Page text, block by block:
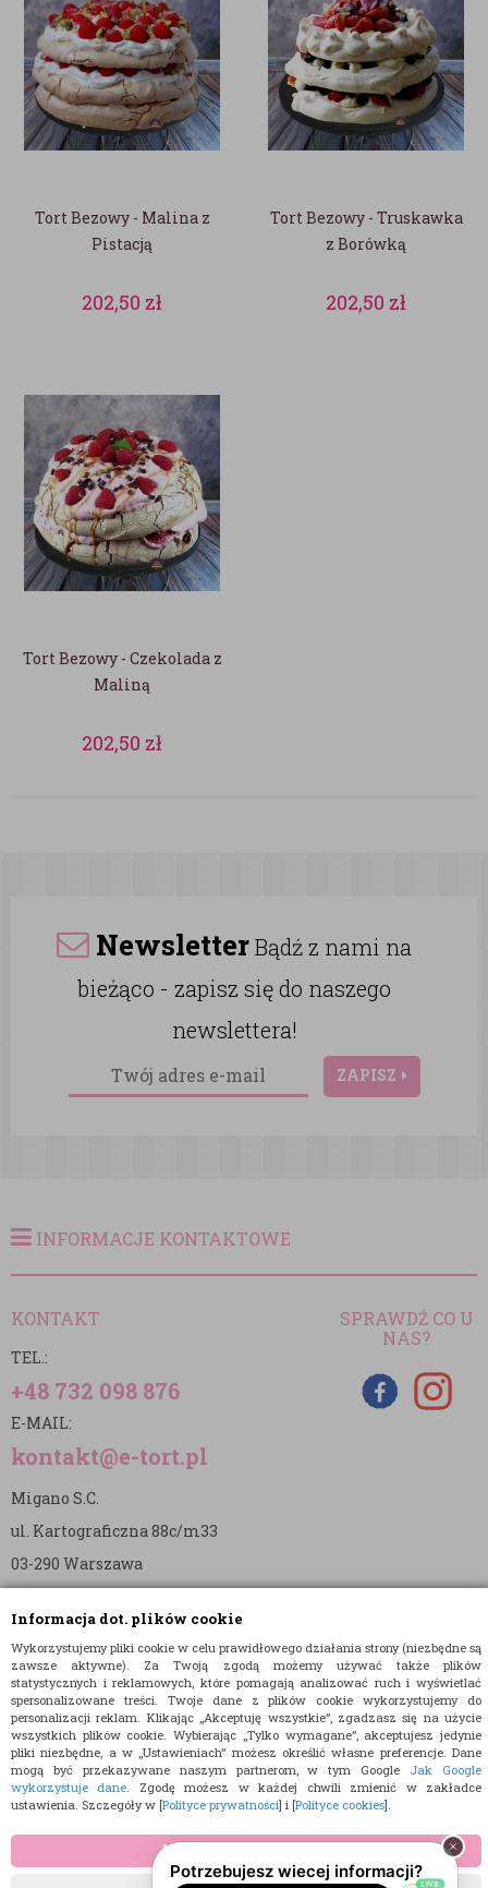
Informacja dot. plików cookie
Wykorzystujemy pliki cookie w celu prawidłowego działania strony (niezbędne są
zawsze aktywne). Za Twoją zgodą możemy używać także plików
statystycznych i reklamowych, które pomagają analizować ruch i wyświetlać
spersonalizowane treści. Twoje dane z plików cookie wykorzystujemy do
personalizacji reklam. Klikając „Akceptuję wszystkie”, zgadzasz się na użycie
wszystkich plików cookie. Wybierając „Tylko wymagane”, akceptujesz jedynie
pliki niezbędne, a w „Ustawieniach” możesz określić własne preferencje. Dane
mogą być przekazywane naszym partnerom, w tym Google Jak Google
wykorzystuje dane. Zgodę możesz w każdej chwili zmienić w zakładce
ustawienia. Szczegóły w [Polityce prywatności] i [Polityce cookies].
AKCEPTUJĘ WSZYSTKIE
Tort Bezowy - Malina z
Pistacją
202,50 zł
Tort Bezowy - Truskawka
z Borówką
202,50 zł
Tort Bezowy - Czekolada z
Maliną
202,50 zł
NewsletterBądź z nami na
bieżąco - zapisz się do naszego
newslettera!
ZAPISZ
INFORMACJE KONTAKTOWE
KONTAKT
TEL.:
+48 732 098 876
E-MAIL:
kontakt@e-tort.pl
Migano S.C.
ul. Kartograficzna 88c/m33
03-290 Warszawa
REGON: 365874905
Nr konta (mBank):
36 1140 2004 0000 3902 8144 2737
SPRAWDŹ CO U
NAS?
© 2015 E-TORT.PL - WSZELKIE PRAWA ZASTRZEŻONE
PROJEKT I OPROGRAMOWANIE SKLEPU: EBEXO